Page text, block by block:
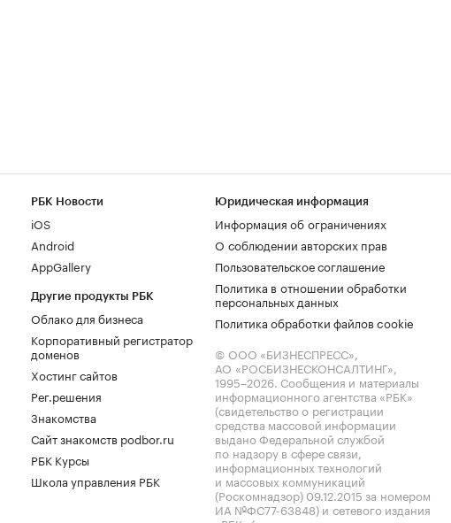
РБК Новости
iOS
Android
AppGallery
Другие продукты РБК
Облако для бизнеса
Корпоративный регистратор
доменов
Хостинг сайтов
Рег.решения
Знакомства
Сайт знакомств podbor.ru
РБК Курсы
Школа управления РБК
Юридическая информация
Информация об ограничениях
О соблюдении авторских прав
Пользовательское соглашение
Политика в отношении обработки
персональных данных
Политика обработки файлов cookie
© ООО «БИЗНЕСПРЕСС»,
АО «РОСБИЗНЕСКОНСАЛТИНГ»,
1995–2026. Сообщения и материалы
информационного агентства «РБК»
(свидетельство о регистрации
средства массовой информации
выдано Федеральной службой
по надзору в сфере связи,
информационных технологий
и массовых коммуникаций
(Роскомнадзор) 09.12.2015 за номером
ИА №ФС77-63848) и сетевого издания